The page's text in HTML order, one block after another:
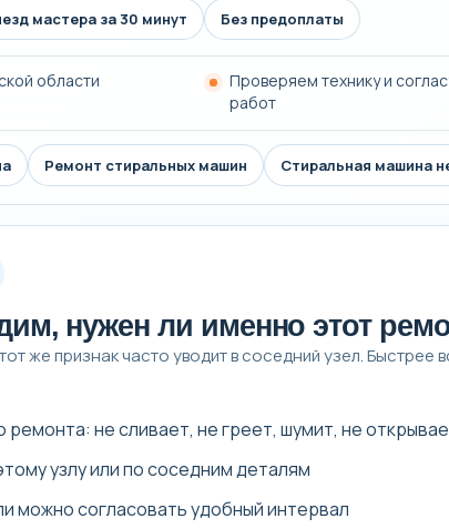
мастера за 30 минут Без предоплаты
области
Проверяем технику и
работ
Ремонт стиральных машин Стиральная машина
нужен ли именно этот
же признак часто уводит в соседний узел. Быстрее
не сливает, не греет, шумит, не
узлу или по соседним деталям
можно согласовать удобный интервал